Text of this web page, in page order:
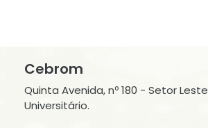
Cebrom
Quinta Avenida, nº 180 - Setor Leste
Universitário.